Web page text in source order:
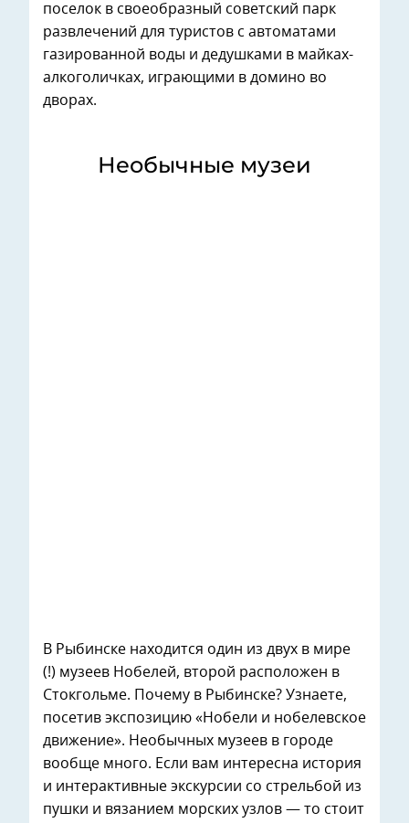
поселок в своеобразный советский парк
развлечений для туристов с автоматами
газированной воды и дедушками в майках-
алкоголичках, играющими в домино во
дворах.
Необычные музеи
В Рыбинске находится один из двух в мире
(!) музеев Нобелей, второй расположен в
Стокгольме. Почему в Рыбинске? Узнаете,
посетив экспозицию «Нобели и нобелевское
движение». Необычных музеев в городе
вообще много. Если вам интересна история
и интерактивные экскурсии со стрельбой из
пушки и вязанием морских узлов — то стоит